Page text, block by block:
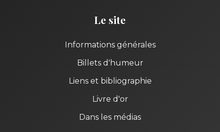
Le site
Informations générales
Billets d'humeur
Liens et bibliographie
Livre d'or
Dans les médias